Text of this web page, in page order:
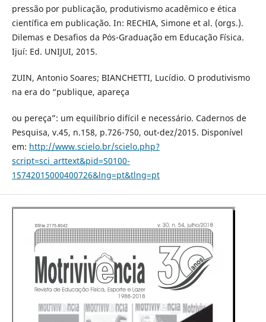
pressão por publicação, produtivismo acadêmico e ética
científica em publicação. In: RECHIA, Simone et al. (orgs.).
Dilemas e Desafios da Pós-Graduação em Educação Física.
Ijuí: Ed. UNIJUI, 2015.
ZUIN, Antonio Soares; BIANCHETTI, Lucídio. O produtivismo
na era do “publique, apareça
ou pereça”: um equilíbrio difícil e necessário. Cadernos de
Pesquisa, v.45, n.158, p.726-750, out-dez/2015. Disponível
em: http://www.scielo.br/scielo.php?
script=sci_arttext&pid=S0100-
15742015000400726&lng=pt&tlng=pt